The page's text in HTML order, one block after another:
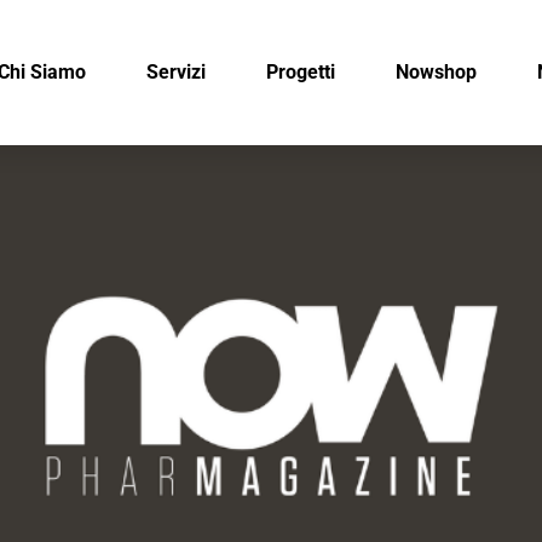
Siamo Servizi Progetti Nowshop